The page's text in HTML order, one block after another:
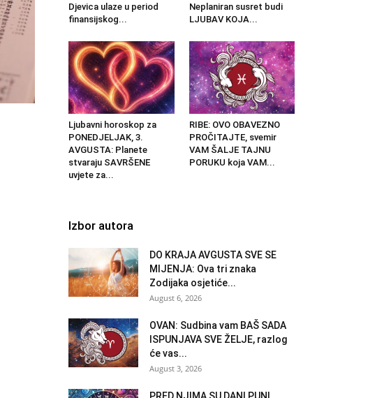
Djevica ulaze u period
finansijskog...
Neplaniran susret budi
LJUBAV KOJA...
Ljubavni horoskop za
PONEDJELJAK, 3.
AVGUSTA: Planete
stvaraju SAVRŠENE
uvjete za...
RIBE: OVO OBAVEZNO
PROČITAJTE, svemir
VAM ŠALJE TAJNU
PORUKU koja VAM...
Izbor autora
DO KRAJA AVGUSTA SVE SE
MIJENJA: Ova tri znaka
Zodijaka osjetiće...
August 6, 2026
OVAN: Sudbina vam BAŠ SADA
ISPUNJAVA SVE ŽELJE, razlog
će vas...
August 3, 2026